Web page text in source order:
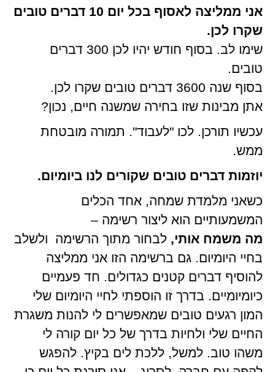
אני ממליצה לאסוף בכל יום 10 דברים טובים
שקרו לכן.
שימו לב. בסוף חודש יהיו לכן 300 דברים
טובים.
בסוף שנה 3600 דברים טובים שקרו לכן.
אתן מבינות שזו בחירה שמשנה חיים, נכון?
עכשיו תורכן. לכו "לעבוד". תמורה מובטחת
ממש.
יוזמות דברים טובים שקורים לנו ביומיום.
כשאני מלמדת שמחה, אחד הכלים
המשמעותיים הוא ליצור רשימה –
מה משמח אותי, לבחור מתוך הרשימה
ולשלב
בחיי היומיום. גם ברשימה הזו אני ממליצה
להוסיף דברים קטנים כגדולים. חד פעמיים
כיומיומיים. בדרך זו הוספתי לחיי היומיום שלי
המון רגעים טובים שמאפשרים לי להנות משגרת
החיים שלי ולחיות בדרך של כל יום קורה לי
משהו טוב. למשל, ללכת לים בקיץ. להפגש